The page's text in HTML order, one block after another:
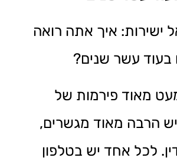
ישירות: איך אתה רואה
עשר שנים?
מאוד פירמות של
יש הרבה מאוד מגשרים,
לכל אחד יש בטלפון